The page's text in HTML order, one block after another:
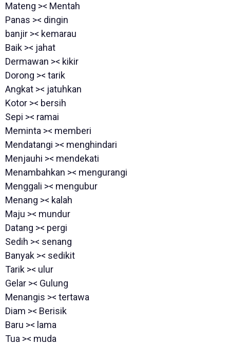
Mateng >< Mentah
Panas >< dingin
banjir >< kemarau
Baik >< jahat
Dermawan >< kikir
Dorong >< tarik
Angkat >< jatuhkan
Kotor >< bersih
Sepi >< ramai
Meminta >< memberi
Mendatangi >< menghindari
Menjauhi >< mendekati
Menambahkan >< mengurangi
Menggali >< mengubur
Menang >< kalah
Maju >< mundur
Datang >< pergi
Sedih >< senang
Banyak >< sedikit
Tarik >< ulur
Gelar >< Gulung
Menangis >< tertawa
Diam >< Berisik
Baru >< lama
Tua >< muda